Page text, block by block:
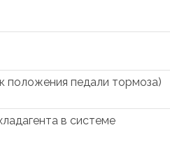
положения педали тормоза)
в системе